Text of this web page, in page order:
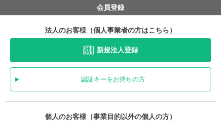
会員登録
法人のお客様（個人事業者の方はこちら）
新規法人登録
認証キーをお持ちの方
個人のお客様（事業目的以外の個人の方）